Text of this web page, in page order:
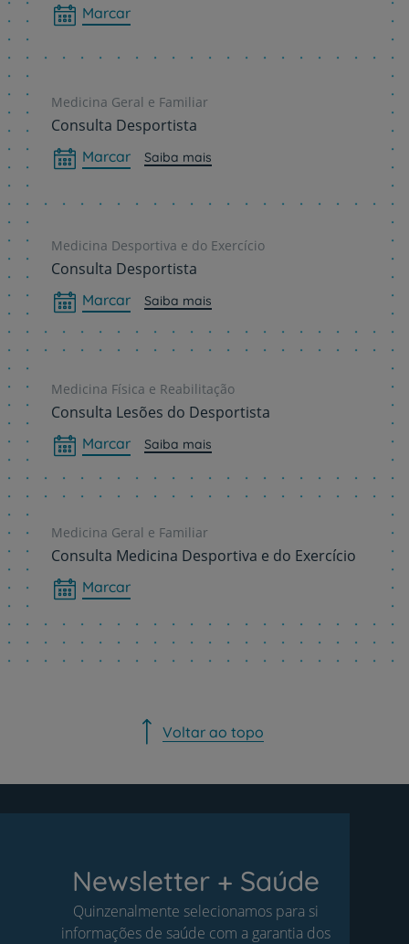
Marcar
Medicina Geral e Familiar
Consulta Desportista
Marcar Saiba mais
Medicina Desportiva e do Exercício
Consulta Desportista
Marcar Saiba mais
Medicina Física e Reabilitação
Consulta Lesões do Desportista
Marcar Saiba mais
Medicina Geral e Familiar
Consulta Medicina Desportiva e do Exercício
Marcar
Voltar ao topo
Newsletter + Saúde
Quinzenalmente selecionamos para si
informações de saúde com a garantia dos